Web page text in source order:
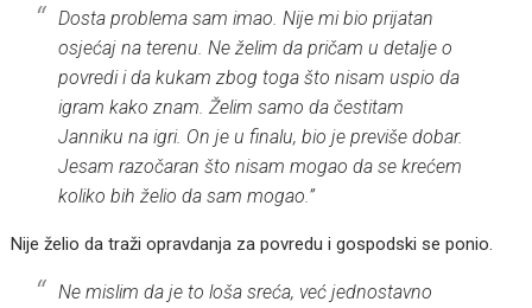
Dosta problema sam imao. Nije mi bio prijatan
osjećaj na terenu. Ne želim da pričam u detalje o
povredi i da kukam zbog toga što nisam uspio da
igram kako znam. Želim samo da čestitam
Janniku na igri. On je u finalu, bio je previše dobar.
Jesam razočaran što nisam mogao da se krećem
koliko bih želio da sam mogao.”
Nije želio da traži opravdanja za povredu i gospodski se ponio.
Ne mislim da je to loša sreća, već jednostavno